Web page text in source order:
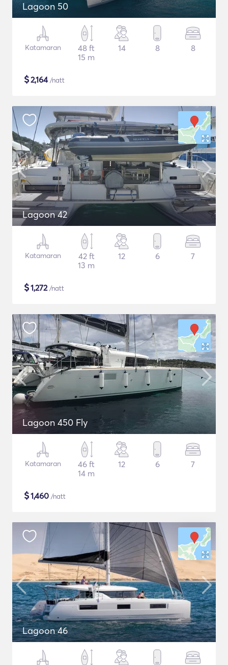
Lagoon 50
Katamaran
48 ft
15 m
14 8 8
$2,164/natt
Lagoon 42
Katamaran
42 ft
13 m
12 6 7
$1,272/natt
Lagoon 450 Fly
Katamaran
46 ft
14 m
12 6 7
$1,460 /natt
Lagoon 46